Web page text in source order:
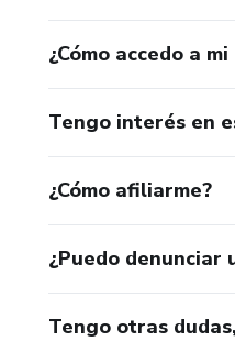
¿Cómo accedo a
Tengo interés en
¿Cómo afiliarme?
¿Puedo denunciar
Tengo otras